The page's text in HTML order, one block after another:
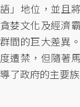
語」地位，並且
貪婪文化及經濟
群間的巨大差異
度遭禁，但隨著
導了政府的主要